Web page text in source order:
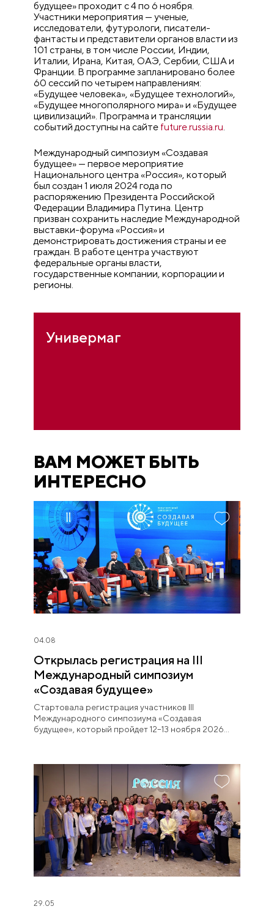
будущее» проходит с 4 по 6 ноября.
Участники мероприятия — ученые,
исследователи, футурологи, писатели-
фантасты и представители органов власти из
101 страны, в том числе России, Индии,
Италии, Ирана, Китая, ОАЭ, Сербии, США и
Франции. В программе запланировано более
60 сессий по четырем направлениям:
«Будущее человека», «Будущее технологий»,
«Будущее многополярного мира» и «Будущее
цивилизаций». Программа и трансляции
событий доступны на сайте future.russia.ru.
Международный симпозиум «Создавая
будущее» — первое мероприятие
Национального центра «Россия», который
был создан 1 июля 2024 года по
распоряжению Президента Российской
Федерации Владимира Путина. Центр
призван сохранить наследие Международной
выставки-форума «Россия» и
демонстрировать достижения страны и ее
граждан. В работе центра участвуют
федеральные органы власти,
государственные компании, корпорации и
регионы.
Универмаг
ВАМ МОЖЕТ БЫТЬ
ИНТЕРЕСНО
04.08
Открылась регистрация на III
Международный симпозиум
«Создавая будущее»
Стартовала регистрация участников III
Международного симпозиума «Создавая
будущее», который пройдет 12–13 ноября 2026
29.05